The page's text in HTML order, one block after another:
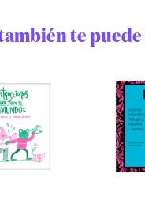
te